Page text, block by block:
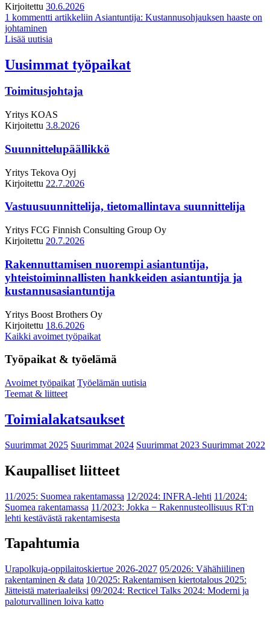
Kirjoitettu 30.6.2026
1 kommentti artikkeliin Asiantuntija: Kustannusohjauksen haaste on
johtaminen
Lisää uutisia
Uusimmat työpaikat
Toimitusjohtaja
Yritys KOAS
Kirjoitettu 3.8.2026
Suunnittelupäällikkö
Yritys Tekova Oyj
Kirjoitettu 22.7.2026
Vastuusuunnittelija, tietomallintava suunnittelija
Yritys FCG Finnish Consulting Group Oy
Kirjoitettu 20.7.2026
Rakennuttamisen nuorempi asiantuntija,
yhteistoiminnallisten hankkeiden asiantuntija ja
kustannusasiantuntija
Yritys Boost Brothers Oy
Kirjoitettu 18.6.2026
Kaikki avoimet työpaikat
Työpaikat & työelämä
Avoimet työpaikat Työelämän uutisia
Teemat & liitteet
Toimialakatsaukset
Suurimmat 2025 Suurimmat 2024 Suurimmat 2023 Suurimmat 2022
Kaupalliset liitteet
11/2025: Suomea rakentamassa 12/2024: INFRA-lehti 11/2024:
Suomea rakentamassa 11/2023: Jokka − Rakennusteollisuus RT:n
lehti kestävästä rakentamisesta
Tapahtumia
Urapolkuja-oppilaitoskiertue 2026-2027 05/2026: Vähähiilinen
rakentaminen & data 10/2025: Rakentamisen kiertotalous 2025:
Jätteistä materiaaleiksi 09/2024: Recticel Talks 2024: Moderni ja
paloturvallinen loiva katto